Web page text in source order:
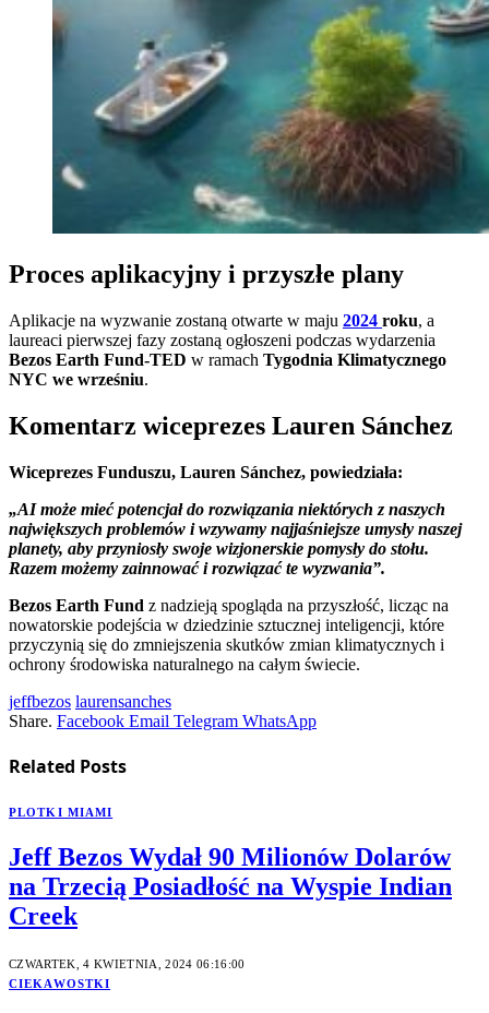
Proces aplikacyjny i przyszłe plany
Aplikacje na wyzwanie zostaną otwarte w maju 2024 roku, a
laureaci pierwszej fazy zostaną ogłoszeni podczas wydarzenia
Bezos Earth Fund-TED w ramach Tygodnia Klimatycznego
NYC we wrześniu.
Komentarz wiceprezes Lauren Sánchez
Wiceprezes Funduszu, Lauren Sánchez, powiedziała:
„AI może mieć potencjał do rozwiązania niektórych z naszych
największych problemów i wzywamy najjaśniejsze umysły naszej
planety, aby przyniosły swoje wizjonerskie pomysły do stołu.
Razem możemy zainnować i rozwiązać te wyzwania”.
Bezos Earth Fund z nadzieją spogląda na przyszłość, licząc na
nowatorskie podejścia w dziedzinie sztucznej inteligencji, które
przyczynią się do zmniejszenia skutków zmian klimatycznych i
ochrony środowiska naturalnego na całym świecie.
jeffbezos laurensanches
Share. Facebook Email Telegram WhatsApp
Related Posts
PLOTKI MIAMI
Jeff Bezos Wydał 90 Milionów Dolarów
na Trzecią Posiadłość na Wyspie Indian
Creek
CZWARTEK, 4 KWIETNIA, 2024 06:16:00
CIEKAWOSTKI